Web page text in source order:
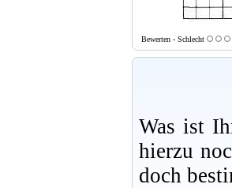
Bewerten - Schlecht
Was ist
hierzu
doch